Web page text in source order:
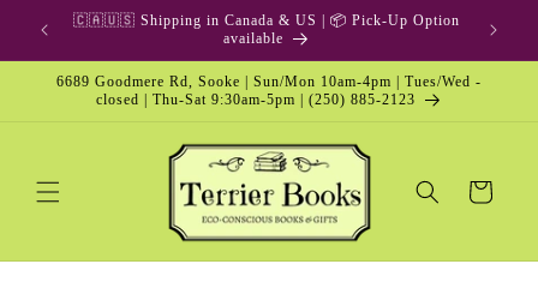
Skip to
content
🇨🇦🇺🇸 Shipping in Canada & US | 📦 Pick-Up Option
available
6689 Goodmere Rd, Sooke | Sun/Mon 10am-4pm | Tues/Wed -
closed | Thu-Sat 9:30am-5pm | (250) 885-2123
Cart